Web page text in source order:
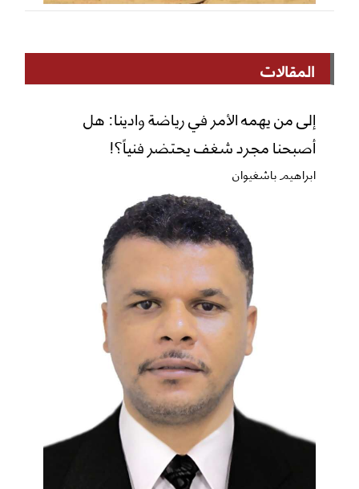
المقالات
إلى من يهمه الأمر في رياضة وادينا: هل
أصبحنا مجرد شغف يحتضر فنياً؟!
ابراهيم باشغيوان